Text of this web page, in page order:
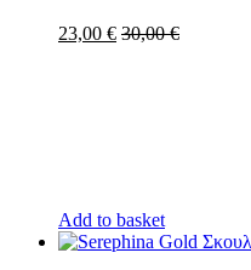
23,00 € 30,00€
Add to basket